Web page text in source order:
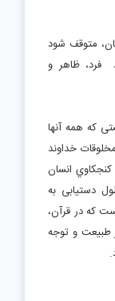
متوقف شود
فرد، ظاهر و
که همه آنها
خداوند
انسان
دستیابی به
که در قرآن،
طبیعت و توجه